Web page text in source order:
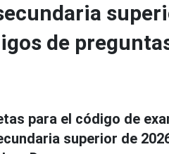
de
para el código de
superior de